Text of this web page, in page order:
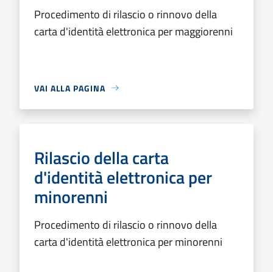
Procedimento di rilascio o rinnovo della
carta d'identità elettronica per maggiorenni
VAI ALLA PAGINA
Rilascio della carta
d'identità elettronica per
minorenni
Procedimento di rilascio o rinnovo della
carta d'identità elettronica per minorenni